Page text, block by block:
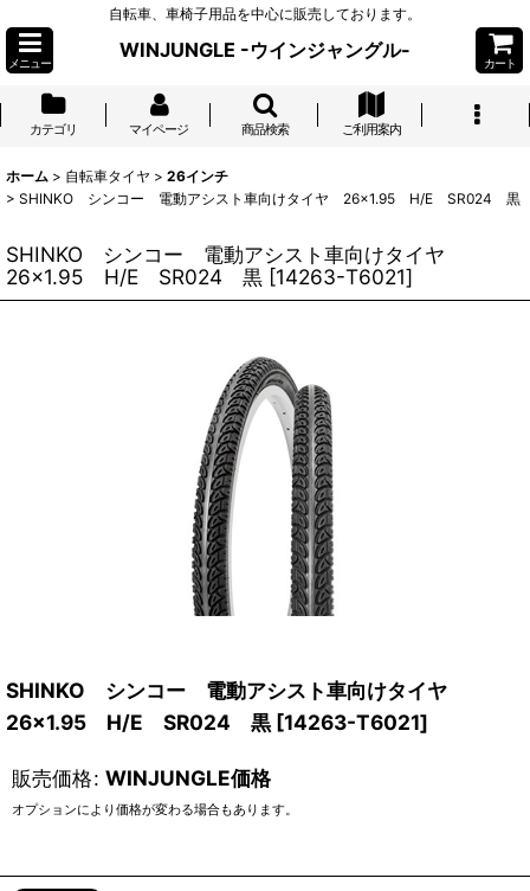
自転車、車椅子用品を中心に販売しております。
メニュー
WINJUNGLE -ウインジャングル-
カート
カテゴリ マイページ 商品検索 ご利用案内
ホーム > 自転車タイヤ > 26インチ
> SHINKO シンコー 電動アシスト車向けタイヤ 26×1.95 H/E SR024 黒
SHINKO シンコー 電動アシスト車向けタイヤ
26×1.95 H/E SR024 黒 [14263-T6021]
SHINKO シンコー 電動アシスト車向けタイヤ
26×1.95 H/E SR024 黒 [14263-T6021]
販売価格: WINJUNGLE価格
オプションにより価格が変わる場合もあります。